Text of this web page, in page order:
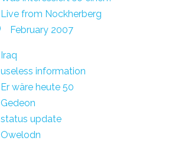
Live from Nockherberg
February 2007
Iraq
useless information
Er wäre heute 50
Gedeon
status update
Owelodn